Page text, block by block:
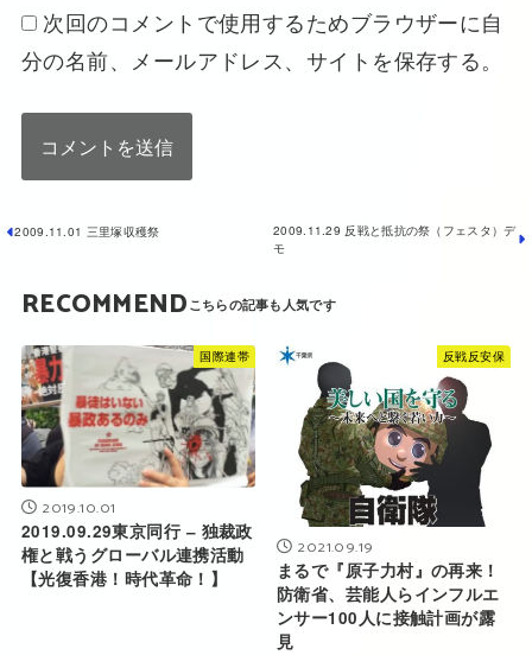
次回のコメントで使用するためブラウザーに自
分の名前、メールアドレス、サイトを保存する。
2009.11.29 反戦と抵抗の祭（フェスタ）デ
モ
2009.11.01 三里塚収穫祭
RECOMMEND
国際連帯
2019.10.01
2019.09.29東京同行 – 独裁政
権と戦うグローバル連携活動
【光復香港！時代革命！】
反戦反安保
2021.09.19
まるで『原子力村』の再来！
防衛省、芸能人らインフルエ
ンサー100人に接触計画が露
見